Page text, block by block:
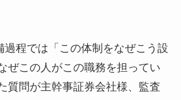
過程では「この体制をなぜこう設
ぜこの人がこの職務を担ってい
質問が主幹事証券会社様、監査